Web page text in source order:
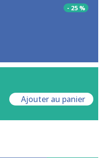
- 25 %
Ajouter au panier